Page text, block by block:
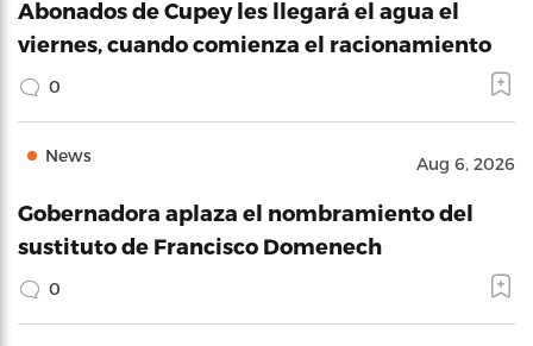
Abonados de Cupey les llegará el agua el
viernes, cuando comienza el racionamiento
0
News Aug 6, 2026
Gobernadora aplaza el nombramiento del
sustituto de Francisco Domenech
0